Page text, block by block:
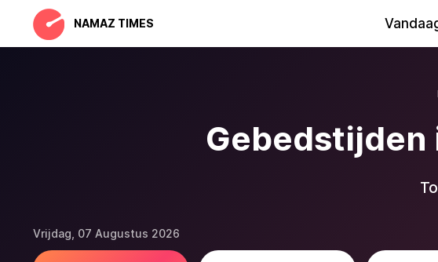
NAMAZ TIMES
Gebedstijden
Vrijdag, 07 Augustus 2026